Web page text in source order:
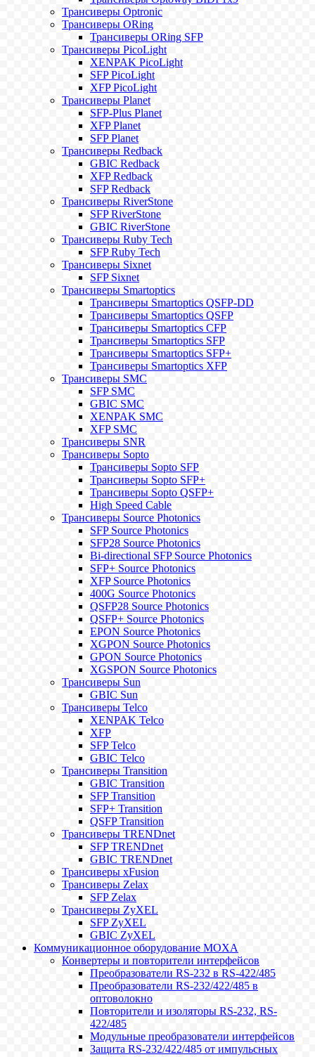
Трансиверы Optronic
Трансиверы ORing
Трансиверы ORing SFP
Трансиверы PicoLight
XENPAK PicoLight
SFP PicoLight
XFP PicoLight
Трансиверы Planet
SFP-Plus Planet
XFP Planet
SFP Planet
Трансиверы Redback
GBIC Redback
XFP Redback
SFP Redback
Трансиверы RiverStone
SFP RiverStone
GBIC RiverStone
Трансиверы Ruby Tech
SFP Ruby Tech
Трансиверы Sixnet
SFP Sixnet
Трансиверы Smartoptics
Трансиверы Smartoptics QSFP-DD
Трансиверы Smartoptics QSFP
Трансиверы Smartoptics CFP
Трансиверы Smartoptics SFP
Трансиверы Smartoptics SFP+
Трансиверы Smartoptics XFP
Трансиверы SMC
SFP SMC
GBIC SMC
XENPAK SMC
XFP SMC
Трансиверы SNR
Трансиверы Sopto
Трансиверы Sopto SFP
Трансиверы Sopto SFP+
Трансиверы Sopto QSFP+
High Speed Cable
Трансиверы Source Photonics
SFP Source Photonics
SFP28 Source Photonics
Bi-directional SFP Source Photonics
SFP+ Source Photonics
XFP Source Photonics
400G Source Photonics
QSFP28 Source Photonics
QSFP+ Source Photonics
EPON Source Photonics
XGPON Source Photonics
GPON Source Photonics
XGSPON Source Photonics
Трансиверы Sun
GBIC Sun
Трансиверы Telco
XENPAK Telco
XFP
SFP Telco
GBIC Telco
Трансиверы Transition
GBIC Transition
SFP Transition
SFP+ Transition
QSFP Transition
Трансиверы TRENDnet
SFP TRENDnet
GBIC TRENDnet
Трансиверы xFusion
Трансиверы Zelax
SFP Zelax
Трансиверы ZyXEL
SFP ZyXEL
GBIC ZyXEL
Коммуникационное оборудование MOXA
Конвертеры и повторители интерфейсов
Преобразователи RS-232 в RS-422/485
Преобразователи RS-232/422/485 в
оптоволокно
Повторители и изоляторы RS-232, RS-
422/485
Модульные преобразователи интерфейсов
Защита RS-232/422/485 от импульсных